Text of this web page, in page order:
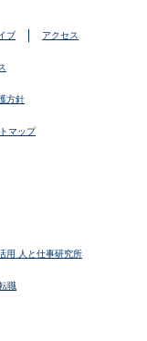
ブ アクセス
方針
マップ
用 人と仕事研究所
職